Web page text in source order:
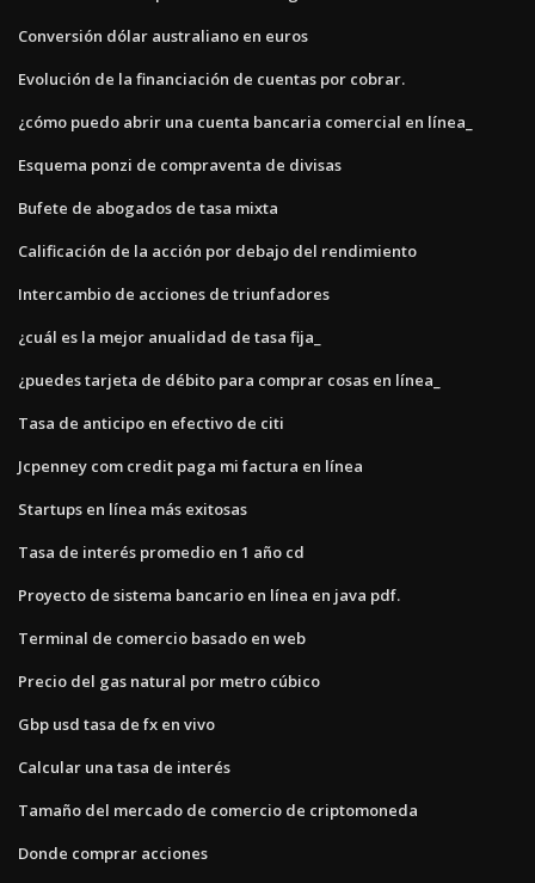
Conversión dólar australiano en euros
Evolución de la financiación de cuentas por cobrar.
¿cómo puedo abrir una cuenta bancaria comercial en línea_
Esquema ponzi de compraventa de divisas
Bufete de abogados de tasa mixta
Calificación de la acción por debajo del rendimiento
Intercambio de acciones de triunfadores
¿cuál es la mejor anualidad de tasa fija_
¿puedes tarjeta de débito para comprar cosas en línea_
Tasa de anticipo en efectivo de citi
Jcpenney com credit paga mi factura en línea
Startups en línea más exitosas
Tasa de interés promedio en 1 año cd
Proyecto de sistema bancario en línea en java pdf.
Terminal de comercio basado en web
Precio del gas natural por metro cúbico
Gbp usd tasa de fx en vivo
Calcular una tasa de interés
Tamaño del mercado de comercio de criptomoneda
Donde comprar acciones